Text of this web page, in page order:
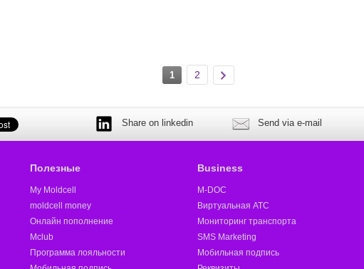
1 2
Share on linkedin Send via e-mail
Полезные
My Moldcell
moldcell money
Онлайн пополнение
Mclub
Программа лояльности
Business
M-DOC
Виртуальная АТС
Мониторинг транспорта
SMS Marketing
Мобильная подпись